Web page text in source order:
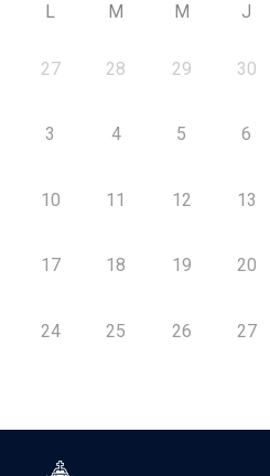
L M M J
27 28 29 30
3 4 5 6
10 11 12 13
17 18 19 20
24 25 26 27